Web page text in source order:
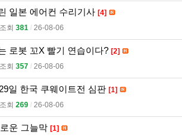
일본 에어컨 수리기사 [4]
조회 381 l 26-08-06
로봇 꼬X 빨기 연습이다? [2]
조회 357 l 26-08-06
일 한국 쿠웨이트전 심판 [1]
조회 269 l 26-08-06
운 그늘막 [1]